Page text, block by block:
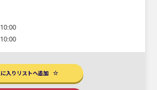
入りリストへ追加